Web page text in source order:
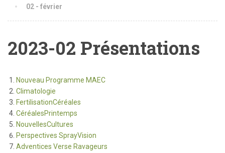
02 - février
2023-02 Présentations
Nouveau Programme MAEC
Climatologie
FertilisationCéréales
CéréalesPrintemps
NouvellesCultures
Perspectives SprayVision
Adventices Verse Ravageurs